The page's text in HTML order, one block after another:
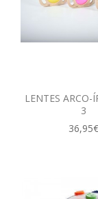
LENTES ARCO-
3
36,95€